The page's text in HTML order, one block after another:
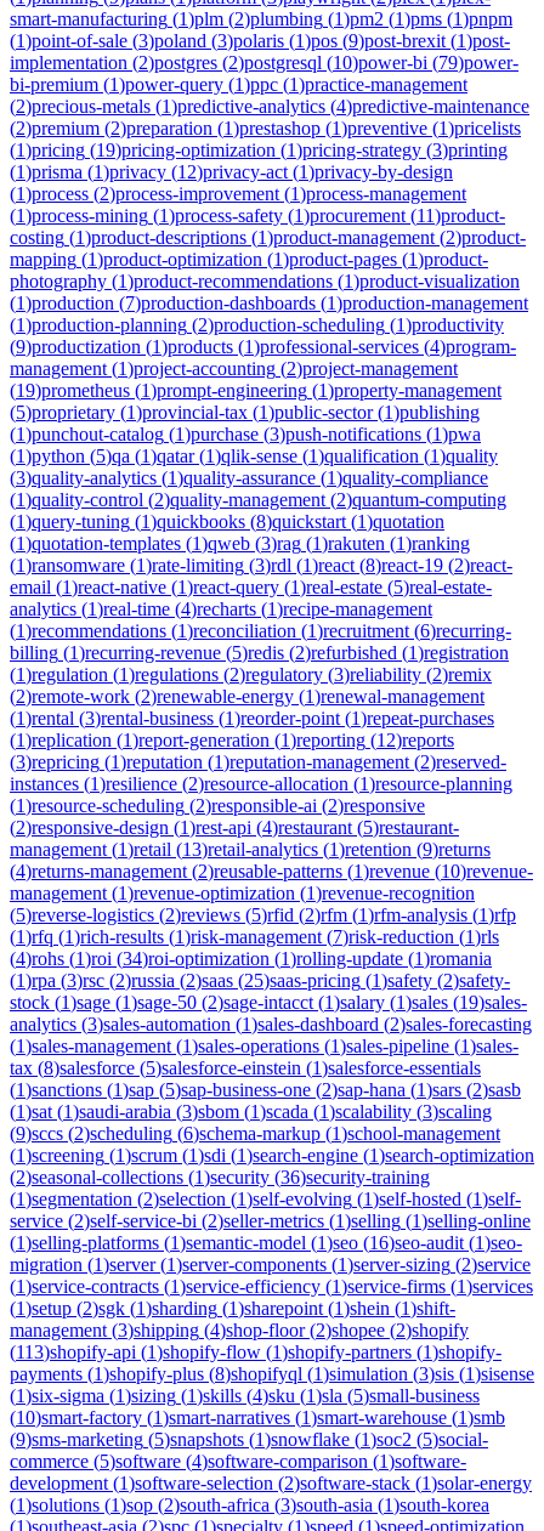
smart-manufacturing (1)plm (2)plumbing (1)pm2 (1)pms (1)pnpm
(1)point-of-sale (3)poland (3)polaris (1)pos (9)post-brexit (1)post-
implementation (2)postgres (2)postgresql (10)power-bi (79)power-
bi-premium (1)power-query (1)ppc (1)practice-management
(2)precious-metals (1)predictive-analytics (4)predictive-maintenance
(2)premium (2)preparation (1)prestashop (1)preventive (1)pricelists
(1)pricing (19)pricing-optimization (1)pricing-strategy (3)printing
(1)prisma (1)privacy (12)privacy-act (1)privacy-by-design
(1)process (2)process-improvement (1)process-management
(1)process-mining (1)process-safety (1)procurement (11)product-
costing (1)product-descriptions (1)product-management (2)product-
mapping (1)product-optimization (1)product-pages (1)product-
photography (1)product-recommendations (1)product-visualization
(1)production (7)production-dashboards (1)production-management
(1)production-planning (2)production-scheduling (1)productivity
(9)productization (1)products (1)professional-services (4)program-
management (1)project-accounting (2)project-management
(19)prometheus (1)prompt-engineering (1)property-management
(5)proprietary (1)provincial-tax (1)public-sector(1)publishing
(1)punchout-catalog (1)purchase (3)push-notifications (1)pwa
(1)python (5)qa (1)qatar(1)qlik-sense (1)qualification (1)quality
(3)quality-analytics (1)quality-assurance (1)quality-compliance
(1)quality-control (2)quality-management (2)quantum-computing
(1)query-tuning (1)quickbooks (8)quickstart (1)quotation
(1)quotation-templates (1)qweb (3)rag (1)rakuten (1)ranking
(1)ransomware (1)rate-limiting (3)rdl (1)react (8)react-19 (2)react-
email (1)react-native (1)react-query (1)real-estate (5)real-estate-
analytics (1)real-time (4)recharts (1)recipe-management
(1)recommendations (1)reconciliation (1)recruitment (6)recurring-
billing (1)recurring-revenue (5)redis (2)refurbished (1)registration
(1)regulation (1)regulations (2)regulatory (3)reliability (2)remix
(2)remote-work (2)renewable-energy (1)renewal-management
(1)rental (3)rental-business (1)reorder-point (1)repeat-purchases
(1)replication (1)report-generation (1)reporting (12)reports
(3)repricing (1)reputation (1)reputation-management (2)reserved-
instances (1)resilience (2)resource-allocation (1)resource-planning
(1)resource-scheduling (2)responsible-ai (2)responsive
(2)responsive-design (1)rest-api (4)restaurant (5)restaurant-
management (1)retail (13)retail-analytics (1)retention (9)returns
(4)returns-management (2)reusable-patterns (1)revenue (10)revenue-
management (1)revenue-optimization (1)revenue-recognition
(5)reverse-logistics (2)reviews (5)rfid (2)rfm (1)rfm-analysis (1)rfp
(1)rfq (1)rich-results (1)risk-management (7)risk-reduction (1)rls
(4)rohs (1)roi (34)roi-optimization (1)rolling-update (1)romania
(1)rpa (3)rsc (2)russia (2)saas (25)saas-pricing (1)safety (2)safety-
stock (1)sage (1)sage-50 (2)sage-intacct (1)salary (1)sales (19)sales-
analytics (3)sales-automation (1)sales-dashboard (2)sales-forecasting
(1)sales-management (1)sales-operations (1)sales-pipeline (1)sales-
tax (8)salesforce (5)salesforce-einstein (1)salesforce-essentials
(1)sanctions (1)sap (5)sap-business-one (2)sap-hana (1)sars (2)sasb
(1)sat (1)saudi-arabia (3)sbom (1)scada (1)scalability (3)scaling
(9)sccs (2)scheduling (6)schema-markup (1)school-management
(1)screening (1)scrum (1)sdi (1)search-engine (1)search-optimization
(2)seasonal-collections (1)security (36)security-training
(1)segmentation (2)selection (1)self-evolving (1)self-hosted (1)self-
service (2)self-service-bi (2)seller-metrics (1)selling (1)selling-online
(1)selling-platforms (1)semantic-model (1)seo (16)seo-audit (1)seo-
migration (1)server(1)server-components (1)server-sizing (2)service
(1)service-contracts (1)service-efficiency (1)service-firms (1)services
(1)setup (2)sgk (1)sharding (1)sharepoint (1)shein (1)shift-
management (3)shipping (4)shop-floor(2)shopee (2)shopify
(113)shopify-api (1)shopify-flow (1)shopify-partners (1)shopify-
payments (1)shopify-plus (8)shopifyql (1)simulation (3)sis (1)sisense
(1)six-sigma (1)sizing (1)skills (4)sku (1)sla (5)small-business
(10)smart-factory (1)smart-narratives (1)smart-warehouse (1)smb
(9)sms-marketing (5)snapshots (1)snowflake (1)soc2 (5)social-
commerce (5)software (4)software-comparison (1)software-
development (1)software-selection (2)software-stack (1)solar-energy
(1)solutions (1)sop (2)south-africa (3)south-asia (1)south-korea
(1)southeast-asia (2)spc (1)specialty (1)speed (1)speed-optimization